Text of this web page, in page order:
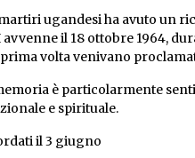
ugandesi ha avuto un
avvenne il 18 ottobre 1964,
prima volta venivano
è particolarmente
e spirituale.
il 3 giugno